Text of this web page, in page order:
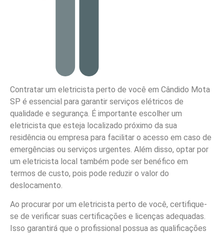
Contratar um eletricista perto de você em Cândido Mota
SP é essencial para garantir serviços elétricos de
qualidade e segurança. É importante escolher um
eletricista que esteja localizado próximo da sua
residência ou empresa para facilitar o acesso em caso de
emergências ou serviços urgentes. Além disso, optar por
um eletricista local também pode ser benéfico em
termos de custo, pois pode reduzir o valor do
deslocamento.
Ao procurar por um eletricista perto de você, certifique-
se de verificar suas certificações e licenças adequadas.
Isso garantirá que o profissional possua as qualificações